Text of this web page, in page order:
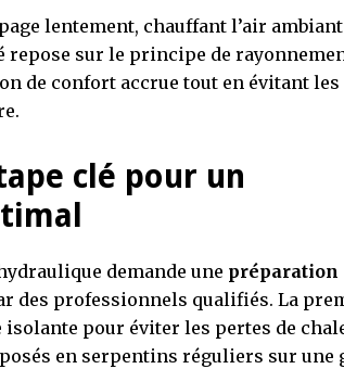
lentement, chauffant l’air
repose sur le principe de
de confort accrue tout en évitant les
clé pour un
demande une préparation
des professionnels qualifiés. La
isolante pour éviter les pertes de
en serpentins réguliers sur une